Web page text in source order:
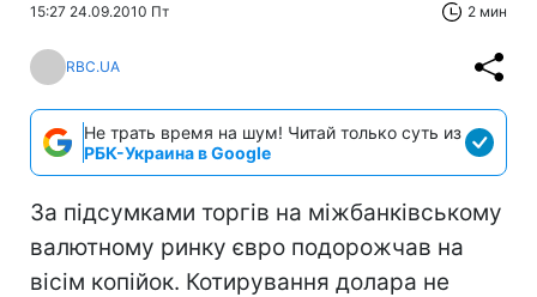
15:27 24.09.2010 Пт 2 мин
RBC.UA
Не трать время на шум! Читай только суть из
РБК-Украина в Google
За підсумками торгів на міжбанківському
валютному ринку євро подорожчав на
вісім копійок. Котирування долара не